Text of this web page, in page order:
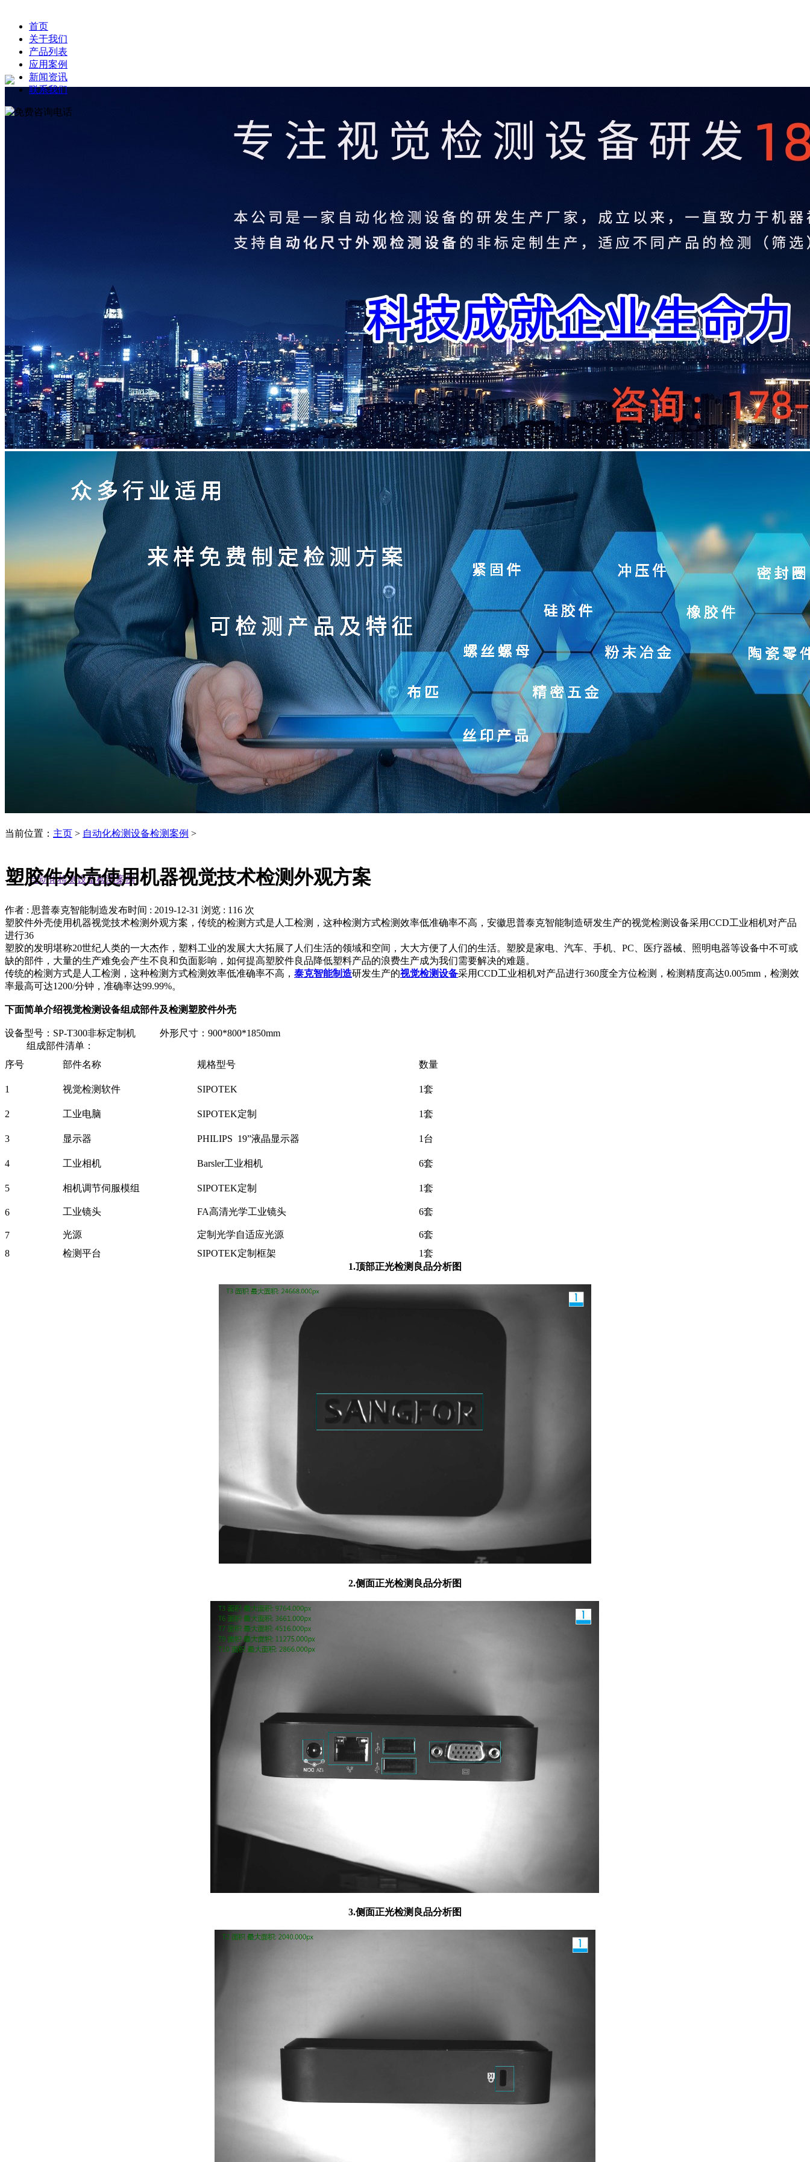
首页
关于我们
产品列表
应用案例
新闻资讯
联系我们
当前位置： 主页 > 自动化检测设备检测案例 >
自动化检测设备检测案例
塑胶件外壳使用机器视觉技术检测外观方案
作者 : 思普泰克智能制造发布时间 : 2019-12-31 浏览 : 116 次
塑胶件外壳使用机器视觉技术检测外观方案，传统的检测方式是人工检测，这种检测方式检测效率低准确率不高，安徽思普泰克智能制造研发生产的视觉检测设备采用CCD工业相机对产品
进行36
塑胶的发明堪称20世纪人类的一大杰作，塑料工业的发展大大拓展了人们生活的领域和空间，大大方便了人们的生活。塑胶是家电、汽车、手机、PC、医疗器械、照明电器等设备中不可或
缺的部件，大量的生产难免会产生不良和负面影响，如何提高塑胶件良品降低塑料产品的浪费生产成为我们需要解决的难题。
传统的检测方式是人工检测，这种检测方式检测效率低准确率不高， 泰克智能制造研发生产的视觉检测设备采用CCD工业相机对产品进行360度全方位检测，检测精度高达0.005mm，检测效
率最高可达1200/分钟，准确率达99.99%。
下面简单介绍视觉检测设备组成部件及检测塑胶件外壳
设备型号：SP-T300非标定制机 外形尺寸：900*800*1850mm
组成部件清单：
序号
部件名称 规格型号 数量
1 视觉检测软件 SIPOTEK 1套
2 工业电脑 SIPOTEK定制 1套
3 显示器 PHILIPS 19”液晶显示器 1台
4 工业相机 Barsler工业相机 6套
5 相机调节伺服模组 SIPOTEK定制 1套
6 工业镜头 FA高清光学工业镜头 6套
7 光源 定制光学自适应光源
6套
8
检测平台 SIPOTEK定制框架
1套
1.顶部正光检测良品分析图
2.侧面正光检测良品分析图
3.侧面正光检测良品分析图